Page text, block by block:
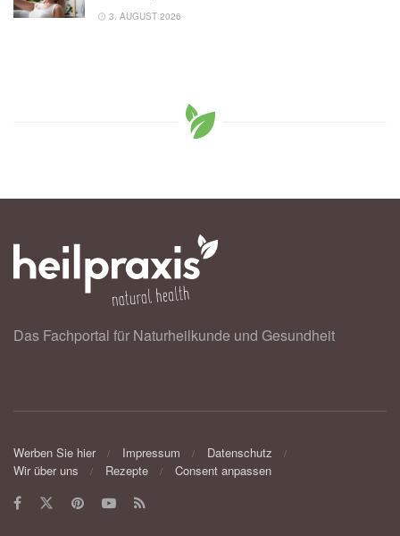
3. AUGUST 2026
Das Fachportal für Naturheilkunde und Gesundheit
Werben Sie hier Impressum
Datenschutz
Wir über uns
Rezepte Consent anpassen